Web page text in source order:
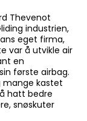
Thevenot
industrien,
eget firma,
var å utvikle air
en
første airbag.
mange kastet
hatt bedre
snøskuter